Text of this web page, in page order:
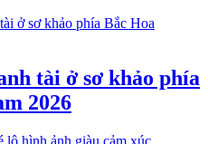
tài ở sơ khảo phía
2026